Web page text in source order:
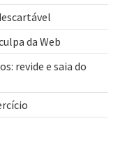
da Web
revide e saia do